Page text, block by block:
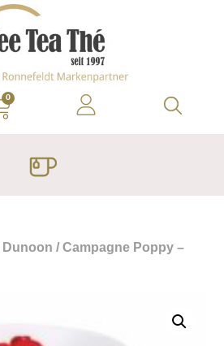
0
Dunoon / Campagne Poppy –